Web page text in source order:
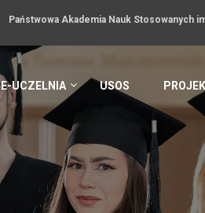
Państwowa Akademia Nauk Stosowanych
E-UCZELNIA USOS